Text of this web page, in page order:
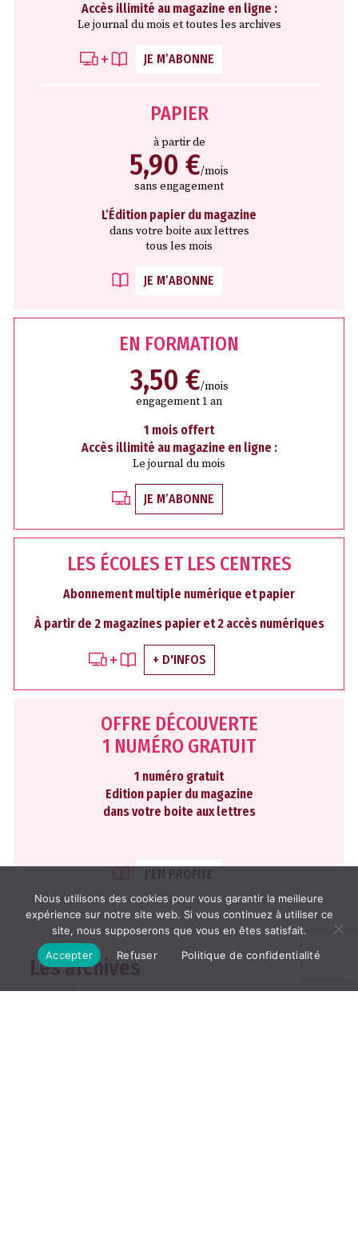
Accès illimité au magazine en ligne :
Le journal du mois et toutes les archives
JE M’ABONNE
PAPIER
à partir de
5,90 €/mois
sans engagement
L’Édition papier du magazine
dans votre boite aux lettres
tous les mois
JE M’ABONNE
EN FORMATION
3,50 €/mois
engagement 1 an
1 mois offert
Accès illimité au magazine en ligne :
Le journal du mois
JE M’ABONNE
LES ÉCOLES ET LES CENTRES
Abonnement multiple numérique et papier
À partir de 2 magazines papier et 2 accès numériques
+ D'INFOS
OFFRE DÉCOUVERTE
1 NUMÉRO GRATUIT
1 numéro gratuit
Edition papier du magazine
dans votre boite aux lettres
J'EN PROFITE
Les archives
2026 2025 2024 2023 2022
Nous utilisons des cookies pour vous garantir la meilleure
expérience sur notre site web. Si vous continuez à utiliser ce
site, nous supposerons que vous en êtes satisfait.
Accepter
Refuser Politique de confidentialité